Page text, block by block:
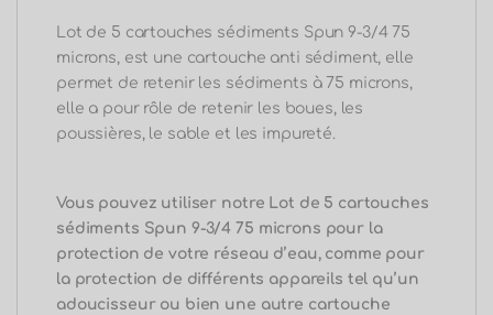
Lot de 5 cartouches sédiments Spun 9-3/4 75
microns, est une cartouche anti sédiment, elle
permet de retenir les sédiments à 75 microns,
elle a pour rôle de retenir les boues, les
poussières, le sable et les impureté.
Vous pouvez utiliser notre Lot de 5 cartouches
sédiments Spun 9-3/4 75 microns pour la
protection de votre réseau d’eau, comme pour
la protection de différents appareils tel qu’un
adoucisseur ou bien une autre cartouche